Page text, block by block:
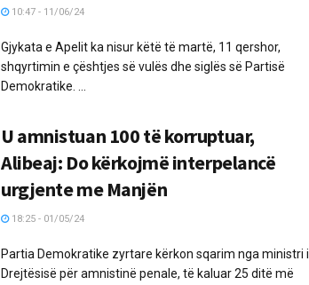
10:47 - 11/06/24
Gjykata e Apelit ka nisur këtë të martë, 11 qershor,
shqyrtimin e çështjes së vulës dhe siglës së Partisë
Demokratike. ...
U amnistuan 100 të korruptuar,
Alibeaj: Do kërkojmë interpelancë
urgjente me Manjën
18:25 - 01/05/24
Partia Demokratike zyrtare kërkon sqarim nga ministri i
Drejtësisë për amnistinë penale, të kaluar 25 ditë më